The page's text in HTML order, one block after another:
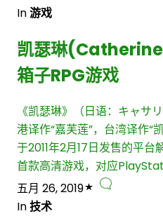
In游戏
凯瑟琳
箱子RPG游戏
《凯瑟琳》（日语：キャ
港译作“嘉芙莲”，台湾译作“
于2011年2月17日发售的平
首款高清游戏，对应
五月 26, 2019
In技术